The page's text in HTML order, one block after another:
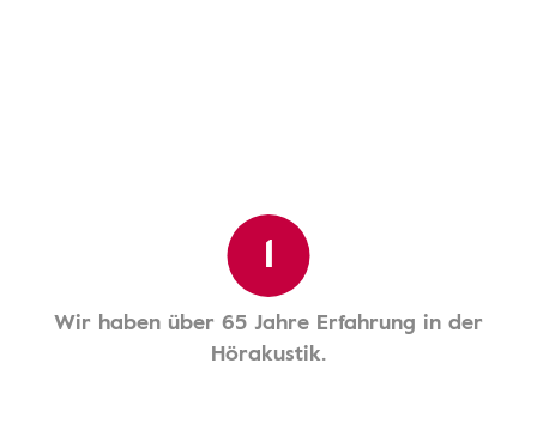
1
Wir haben über 65 Jahre Erfahrung in der
Hörakustik.